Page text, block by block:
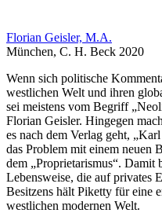
Florian Geisler, M.A.
München, C. H. Beck 2020
Wenn sich politische
westlichen Welt und ihren
sei meistens vom Begriff
Florian Geisler. Hingegen
es nach dem Verlag geht,
das Problem mit einem neuen
dem „Proprietarismus“. Damit
Lebensweise, die auf privates
Besitzens hält Piketty für eine
westlichen modernen Welt.